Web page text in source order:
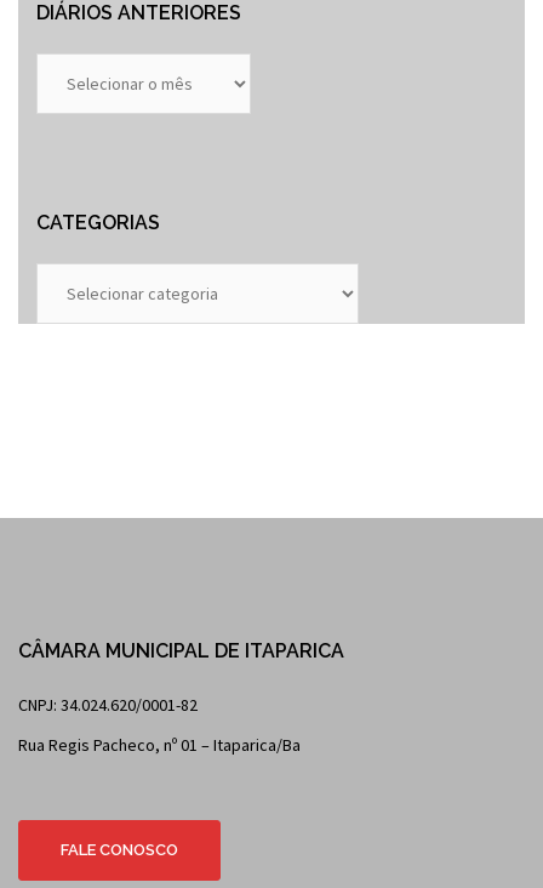
DIÁRIOS ANTERIORES
Anteriores
CATEGORIAS
CÂMARA MUNICIPAL DE ITAPARICA
CNPJ: 34.024.620/0001-82
Rua Regis Pacheco, nº 01 – Itaparica/Ba
FALE CONOSCO